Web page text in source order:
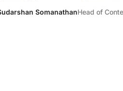
SomanathanHead of